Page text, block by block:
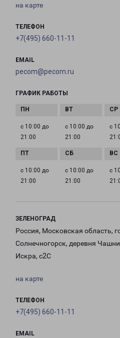
на карте
ТЕЛЕФОН
+7(495) 660-11-11
EMAIL
pecom@pecom.ru
ГРАФИК РАБОТЫ
с 10:00 до
21:00
с 10:00 до
21:00
с
с 10:00 до
21:00
с 10:00 до
21:00
с
ЗЕЛЕНОГРАД
Россия, Московская область,
Солнечногорск, деревня
Искра, с2С
на карте
ТЕЛЕФОН
+7(495) 660-11-11
EMAIL